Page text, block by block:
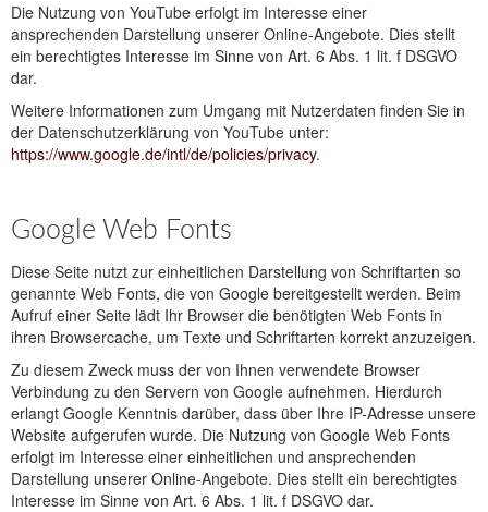
Die Nutzung von YouTube erfolgt im Interesse einer
ansprechenden Darstellung unserer Online-Angebote. Dies stellt
ein berechtigtes Interesse im Sinne von Art. 6 Abs. 1 lit. f DSGVO
dar.
Weitere Informationen zum Umgang mit Nutzerdaten finden Sie in
der Datenschutzerklärung von YouTube unter:
https://www.google.de/intl/de/policies/privacy.
Google Web Fonts
Diese Seite nutzt zur einheitlichen Darstellung von Schriftarten so
genannte Web Fonts, die von Google bereitgestellt werden. Beim
Aufruf einer Seite lädt Ihr Browser die benötigten Web Fonts in
ihren Browsercache, um Texte und Schriftarten korrekt anzuzeigen.
Zu diesem Zweck muss der von Ihnen verwendete Browser
Verbindung zu den Servern von Google aufnehmen. Hierdurch
erlangt Google Kenntnis darüber, dass über Ihre IP-Adresse unsere
Website aufgerufen wurde. Die Nutzung von Google Web Fonts
erfolgt im Interesse einer einheitlichen und ansprechenden
Darstellung unserer Online-Angebote. Dies stellt ein berechtigtes
Interesse im Sinne von Art. 6 Abs. 1 lit. f DSGVO dar.